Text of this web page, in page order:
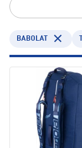
BABOLAT